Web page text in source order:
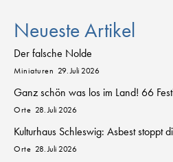
Neueste Artikel
Der falsche Nolde
Miniaturen 29. Juli 2026
Ganz schön was los im Land! 66
Orte 28. Juli 2026
Kulturhaus Schleswig: Asbest stoppt
Orte 28. Juli 2026